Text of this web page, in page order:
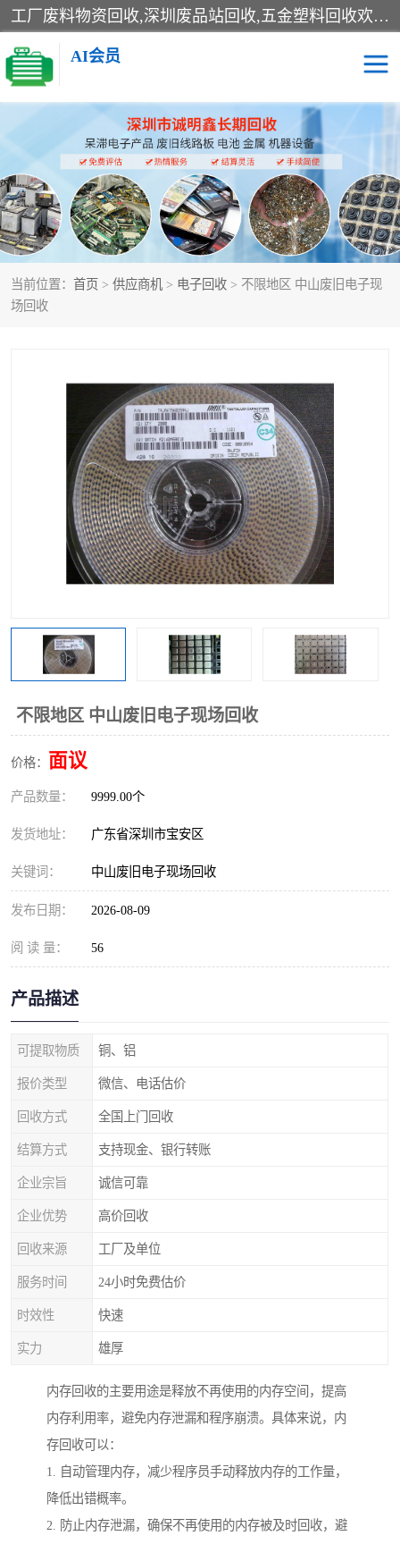
工厂废料物资回收,深圳废品站回收,五金塑料回收欢迎有金属、塑料、电子、电线、废旧设备、废铜、锡渣、线路板、镀银废料、废IC、电子零件、电子脚，等其他废旧物资的单位及个人联系洽谈。对提供息者我们可以提供优厚的业务提成（佣金）。
AI会员
当前位置： 首页 > 供应商机 > 电子回收 > 不限地区 中山废旧电子现
场回收
不限地区 中山废旧电子现场回收
价格： 面议
产品数量： 9999.00个
发货地址： 广东省深圳市宝安区
关键词： 中山废旧电子现场回收
发布日期： 2026-08-09
阅 读 量： 56
产品描述
可提取物质 铜、铝
报价类型 微信、电话估价
回收方式 全国上门回收
结算方式 支持现金、银行转账
企业宗旨 诚信可靠
企业优势 高价回收
回收来源 工厂及单位
服务时间 24小时免费估价
时效性 快速
实力 雄厚
内存回收的主要用途是释放不再使用的内存空间，提高
内存利用率，避免内存泄漏和程序崩溃。具体来说，内
存回收可以：
1. 自动管理内存，减少程序员手动释放内存的工作量，
降低出错概率。
2. 防止内存泄漏，确保不再使用的内存被及时回收，避
线路板回收 电子回收
电子产品回收 电池回收
金属回收 机器设备回收